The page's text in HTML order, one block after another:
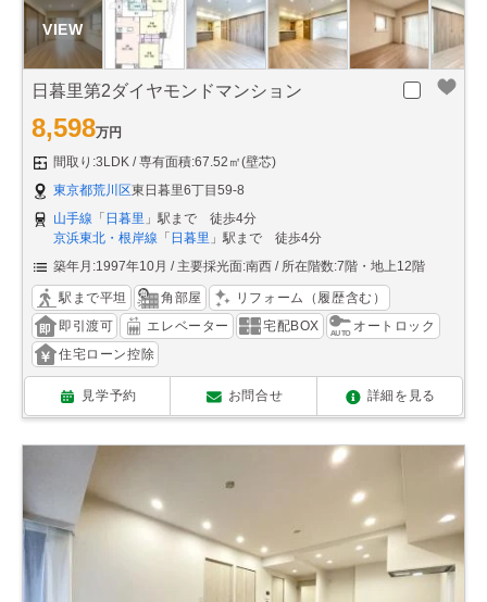
日暮里第2ダイヤモンドマンション
8,598万円
間取り:3LDK
専有面積:67.52㎡(壁芯)
東京都荒川区東日暮里6丁目59-8
山手線 「 日暮里 」駅まで 徒歩4分
京浜東北・根岸線 「 日暮里 」駅まで 徒歩4分
築年月:1997年10月
主要採光面:南西 所在階数:7階・地上12階
駅まで平坦 角部屋
リフォーム（履歴含む）
即引渡可
エレベーター 宅配BOX
オートロック
住宅ローン控除
見学予約 お問合せ 詳細を見る